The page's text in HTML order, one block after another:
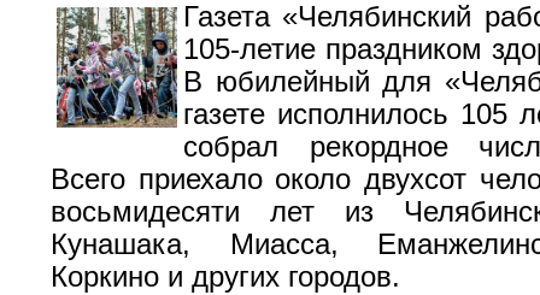
Газета «Челябинский
105-летие праздником
В юбилейный для
газете исполнилось 105
собрал рекордное
Всего приехало около двухсот
восьмидесяти лет из
Кунашака, Миасса,
Коркино и других городов.